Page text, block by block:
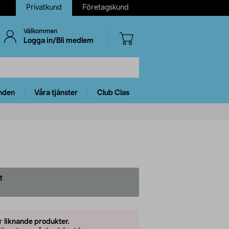
Privatkund Företagskund
Välkommen
Logga in/Bli medlem
Våra tjänster Club Clas
liknande produkter.